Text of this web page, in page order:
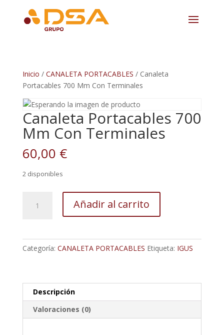
Inicio / CANALETA PORTACABLES / Canaleta
Portacables 700 Mm Con Terminales
Canaleta Portacables 700
Mm Con Terminales
60,00 €
2 disponibles
Portacables
Terminales
Añadir al carrito
Categoría: CANALETA PORTACABLES Etiqueta: IGUS
Descripción
Valoraciones (0)